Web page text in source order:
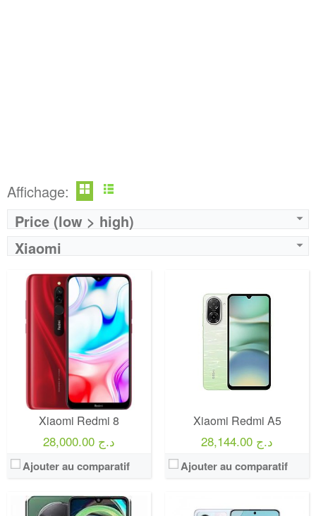
Affichage:
Price (low > high)
Xiaomi
Xiaomi Redmi 8
28,000.00 د.ج
Ajouter au comparatif
Xiaomi Redmi A5
28,144.00 د.ج
Ajouter au comparatif